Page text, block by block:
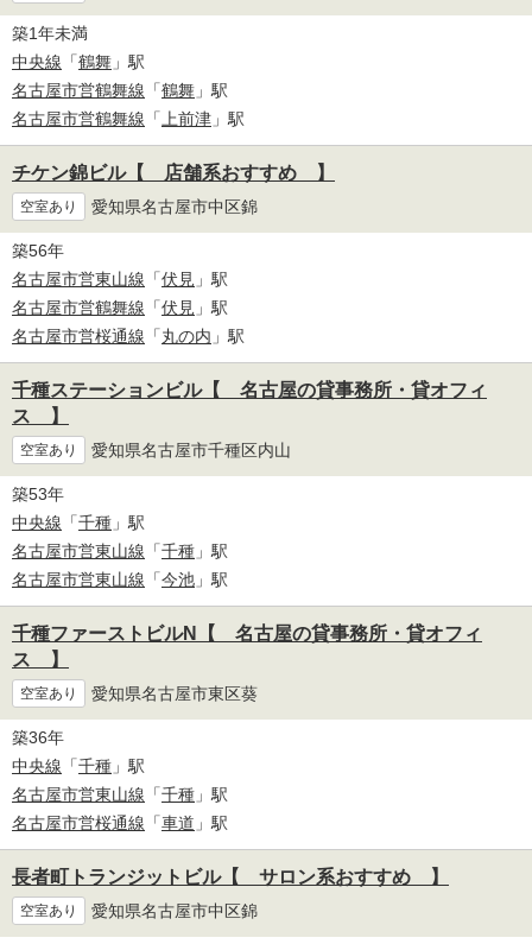
築1年未満
中央線 「鶴舞 」駅
名古屋市営鶴舞線 「鶴舞 」駅
名古屋市営鶴舞線 「 上前津 」駅
チケン錦ビル【 店舗系おすすめ 】
空室あり 愛知県名古屋市中区錦
築56年
名古屋市営東山線 「伏見 」駅
名古屋市営鶴舞線 「伏見 」駅
名古屋市営桜通線 「丸の内 」駅
千種ステーションビル【 名古屋の貸事務所・貸オフィ
ス 】
空室あり 愛知県名古屋市千種区内山
築53年
中央線 「千種 」駅
名古屋市営東山線 「千種 」駅
名古屋市営東山線 「今池 」駅
千種ファーストビルN【 名古屋の貸事務所・貸オフィ
ス 】
空室あり 愛知県名古屋市東区葵
築36年
中央線 「千種 」駅
名古屋市営東山線 「千種 」駅
名古屋市営桜通線 「車道 」駅
長者町トランジットビル【 サロン系おすすめ 】
空室あり 愛知県名古屋市中区錦